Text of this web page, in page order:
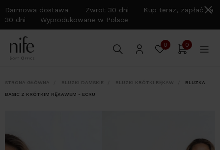
Darmowa dostawa Zwrot 30 dni Kup teraz, zapłać za
30 dni Wyprodukowane w Polsce
0 0
STRONA GŁÓWNA BLUZKI DAMSKIE BLUZKI KRÓTKI RĘKAW BLUZKA
BASIC Z KRÓTKIM RĘKAWEM - ECRU